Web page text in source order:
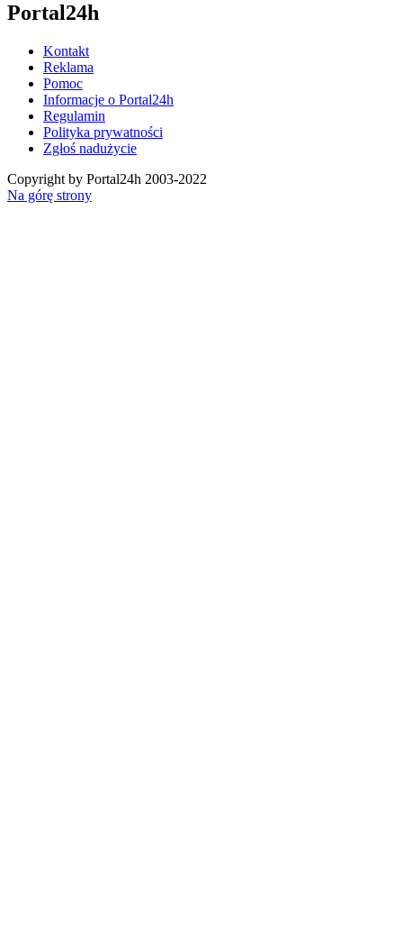
Portal24h
Kontakt
Reklama
Pomoc
Informacje o Portal24h
Regulamin
Polityka prywatności
Zgłoś nadużycie
Copyright by Portal24h 2003-2022
Na górę strony